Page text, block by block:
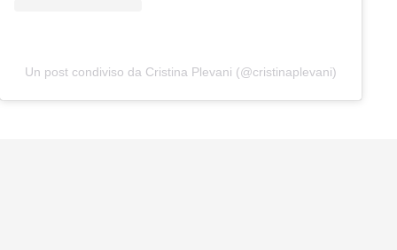
Un post condiviso da Cristina Plevani (@cristinaplevani)